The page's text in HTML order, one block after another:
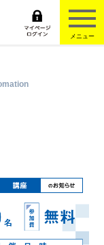
メニュー